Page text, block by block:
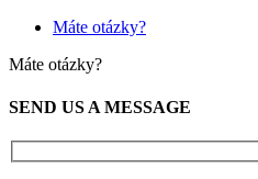
Máte otázky?
Máte otázky?
SEND US A MESSAGE